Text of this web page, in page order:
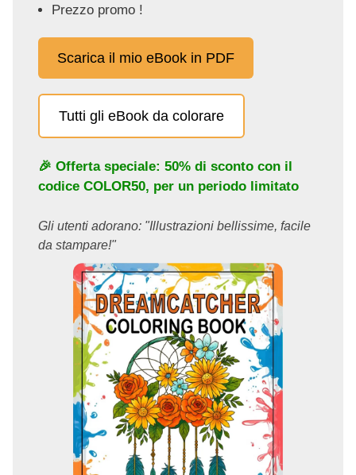
Prezzo promo !
Scarica il mio eBook in PDF
Tutti gli eBook da colorare
🎉 Offerta speciale: 50% di sconto con il
codice COLOR50, per un periodo limitato
Gli utenti adorano: "Illustrazioni bellissime, facile
da stampare!"